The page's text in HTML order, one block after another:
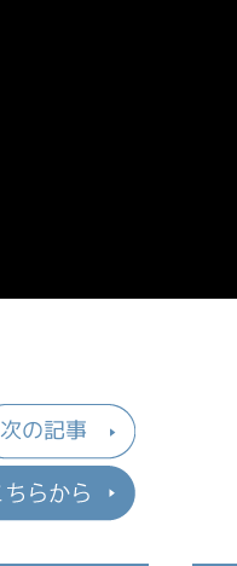
次の記事